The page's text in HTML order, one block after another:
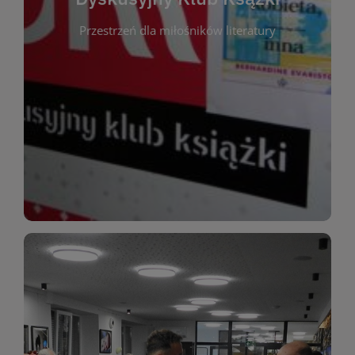
Przestrzeń dla miłośników literatury
Dyskusyjny Klub Ksążki
Dyskusyjny Klub Książki to przestrzeń dla
miłośników literatury, którzy lubią dzielić się
opiniami i emocjami po lekturze. Spotykamy się
regularnie, by rozmawiać o wybranych tytułach z
różnych gatunków literackich. Każde spotkanie to
okazja do inspirującej dyskusji, wymiany
miłośników estetycznych doznań!
WIĘCEJ